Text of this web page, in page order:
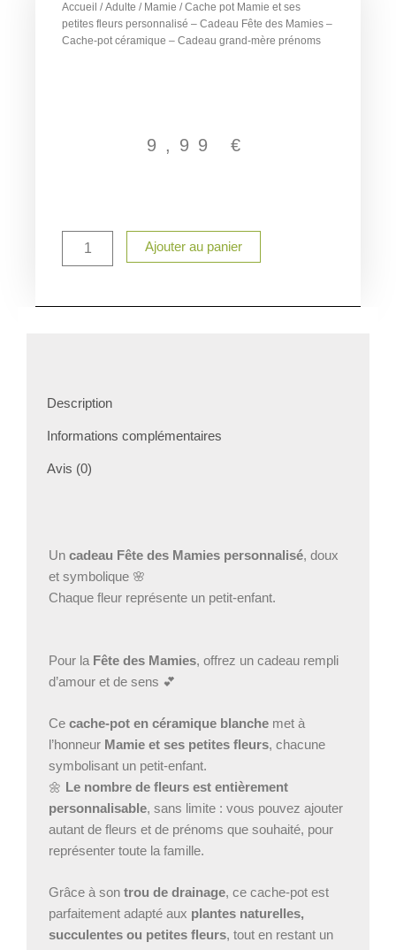
Accueil /Adulte / Mamie / Cache pot Mamie et ses
petites fleurs personnalisé – Cadeau Fête des Mamies –
Cache-pot céramique – Cadeau grand-mère prénoms
9,99 €
Mamie
personnalisé
Cadeau
des
céramique
–
Cadeau
grand-
Ajouter au panier
Description
Informations complémentaires
Avis (0)
Un cadeau Fête des Mamies personnalisé, doux
et symbolique 🌸
Chaque fleur représente un petit-enfant.
Pour la Fête des Mamies, offrez un cadeau rempli
d’amour et de sens 💕
Ce cache-pot en céramique blanche met à
l’honneur Mamie et ses petites fleurs, chacune
symbolisant un petit-enfant.
🌼 Le nombre de fleurs est entièrement
personnalisable, sans limite : vous pouvez ajouter
autant de fleurs et de prénoms que souhaité, pour
représenter toute la famille.
Grâce à son trou de drainage, ce cache-pot est
parfaitement adapté aux plantes naturelles,
succulentes ou petites fleurs, tout en restant un